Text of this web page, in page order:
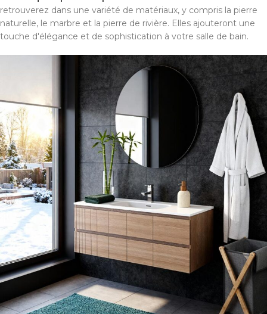
retrouverez dans une variété de matériaux, y compris la pierre
naturelle, le marbre et la pierre de rivière. Elles ajouteront une
touche d'élégance et de sophistication à votre salle de bain.